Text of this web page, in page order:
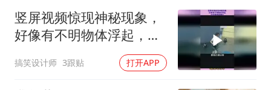
泰国初中生饮弹自尽前开了26枪
酒店花洒现排泄物住客索赔遭拒
夏日经济乘“热”而上 消费市场向“新”而行
竖屏视频惊现神秘现象，
好像有不明物体浮起，这
搞笑设计师 3跟贴 打开APP